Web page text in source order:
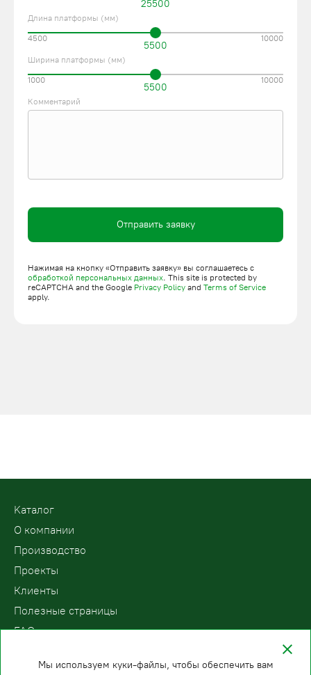
25500
Длина платформы (мм)
5500
4500 10000
Ширина платформы (мм)
5500
1000 10000
Комментарий
Отправить заявку
Нажимая на кнопку «Отправить заявку» вы соглашаетесь с
обработкой персональных данных. This site is protected by
reCAPTCHA and the Google Privacy Policy and Terms of Service
apply.
Kаталог
О компании
Производство
Проекты
Клиенты
Полезные страницы
FAQ
Мы используем куки-файлы, чтобы обеспечить вам